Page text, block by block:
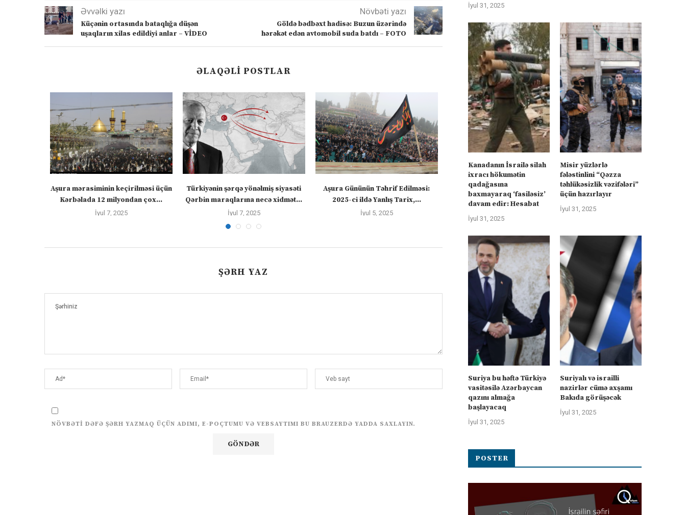
Əvvəlki yazı
Küçənin ortasında bataqlığa düşən
uşaqların xilas edildiyi anlar – VİDEO
Növbəti yazı
Göldə bədbəxt hadisə: Buzun üzərində
hərəkət edən avtomobil suda batdı – FOTO
ƏLAQƏLI POSTLAR
Aşura mərasiminin keçirilməsi üçün
Kərbəlada 12 milyondan çox...
İyul 7, 2025
Türkiyənin şərqə yönəlmiş siyasəti
Qərbin maraqlarına necə xidmət...
İyul 7, 2025
Aşura Gününün Təhrif Edilməsi:
2025-ci ildə Yanlış Tarix,...
İyul 5, 2025
Türkiyə Afrikanın neft və qazına can
atır –...
Türkiyə Afrikanın neft və
ŞƏRH YAZ
NÖVBƏTI DƏFƏ ŞƏRH YAZMAQ ÜÇÜN ADIMI, E-POÇTUMU VƏ VEBSAYTIMI BU BRAUZERDƏ YADDA SAXLAYIN.
İyul 31, 2025
Kanadanın İsrailə silah
ixracı hökumətin
qadağasına
baxmayaraq ‘fasiləsiz’
davam edir: Hesabat
İyul 31, 2025
Misir yüzlərlə
fələstinlini “Qəzza
təhlükəsizlik vəzifələri”
üçün hazırlayır
İyul 31, 2025
Suriya bu həftə Türkiyə
vasitəsilə Azərbaycan
qazını almağa
başlayacaq
İyul 31, 2025
Suriyalı və israilli
nazirlər cümə axşamı
Bakıda görüşəcək
İyul 31, 2025
POSTER